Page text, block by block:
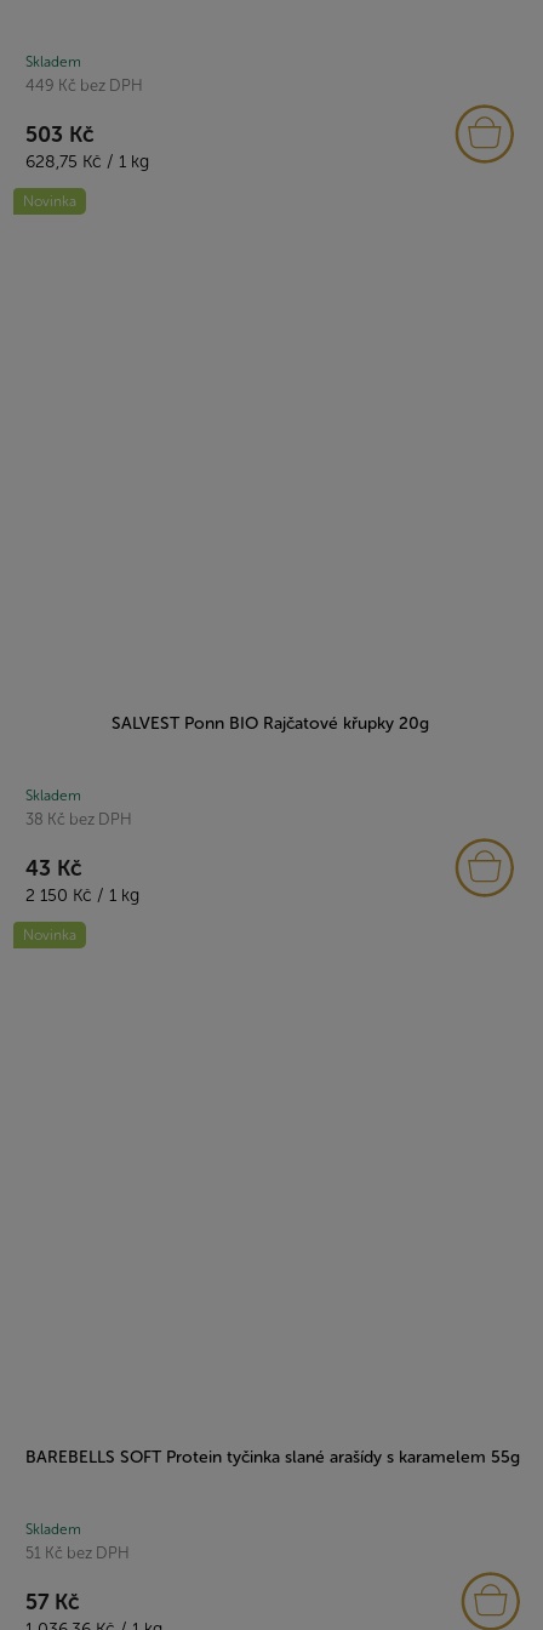
Skladem
449 Kč bez DPH
503 Kč
Měrná
cena:
628,75 Kč / 1 kg
Novinka
SALVEST Ponn BIO Rajčatové křupky 20g
Skladem
38 Kč bez DPH
43 Kč
Měrná
cena:
2 150 Kč / 1 kg
Novinka
BAREBELLS SOFT Protein tyčinka slané arašídy s karamelem 55g
Skladem
51 Kč bez DPH
57 Kč